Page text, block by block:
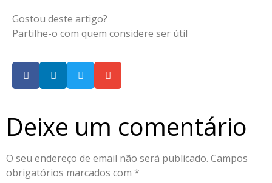
Gostou deste artigo?
Partilhe-o com quem considere ser útil
Deixe um comentário
O seu endereço de email não será publicado. Campos
obrigatórios marcados com *